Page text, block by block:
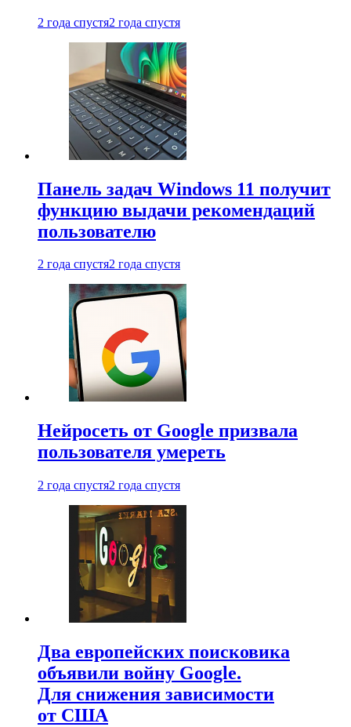
2 года спустя2 года спустя
Панель задач Windows 11 получит
функцию выдачи рекомендаций
пользователю
2 года спустя2 года спустя
Нейросеть от Google призвала
пользователя умереть
2 года спустя2 года спустя
Два европейских поисковика
объявили войну Google.
Для снижения зависимости
от США